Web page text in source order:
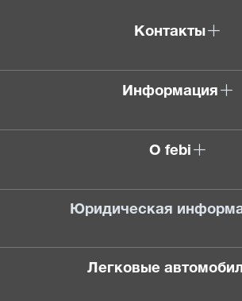
Контакты
Информация
О febi
Юридическая
Легковые